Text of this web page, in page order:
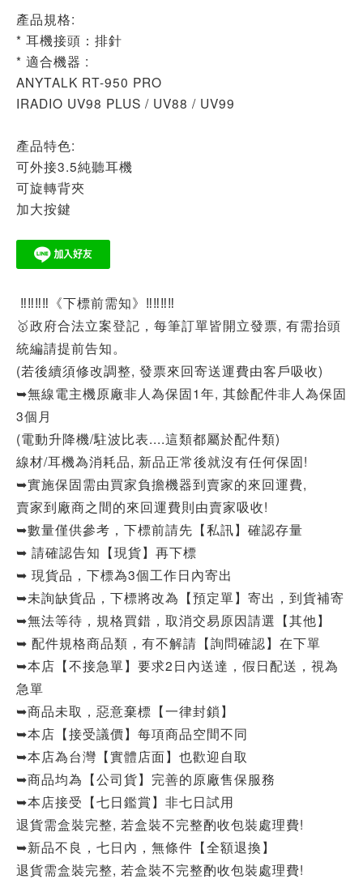
產品規格:
* 耳機接頭：排針
* 適合機器 :
ANYTALK RT-950 PRO
IRADIO UV98 PLUS / UV88 / UV99
產品特色:
可外接3.5純聽耳機
可旋轉背夾
加大按鍵
‼‼‼‼《下標前需知》‼‼‼‼
🥇政府合法立案登記，每筆訂單皆開立發票, 有需抬頭
統編請提前告知。
(若後續須修改調整, 發票來回寄送運費由客戶吸收)
➥無線電主機原廠非人為保固1年, 其餘配件非人為保固
3個月
(電動升降機/駐波比表....這類都屬於配件類)
線材/耳機為消耗品, 新品正常後就沒有任何保固!
➥實施保固需由買家負擔機器到賣家的來回運費,
賣家到廠商之間的來回運費則由賣家吸收!
➥數量僅供參考，下標前請先【私訊】確認存量
➥ 請確認告知【現貨】再下標
➥ 現貨品，下標為3個工作日內寄出
➥未詢缺貨品，下標將改為【預定單】寄出，到貨補寄
➥無法等待，規格買錯，取消交易原因請選【其他】
➥ 配件規格商品類，有不解請【詢問確認】在下單
➥本店【不接急單】要求2日內送達，假日配送，視為
急單
➥商品未取，惡意棄標【一律封鎖】
➥本店【接受議價】每項商品空間不同
➥本店為台灣【實體店面】也歡迎自取
➥商品均為【公司貨】完善的原廠售保服務
➥本店接受【七日鑑賞】非七日試用
退貨需盒裝完整, 若盒裝不完整酌收包裝處理費!
➥新品不良，七日內，無條件【全額退換】
退貨需盒裝完整, 若盒裝不完整酌收包裝處理費!